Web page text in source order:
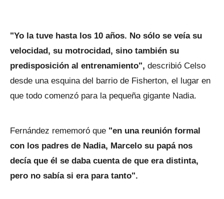
"Yo la tuve hasta los 10 años. No sólo se veía su
velocidad, su motrocidad, sino también su
predisposición al entrenamiento", describió Celso
desde una esquina del barrio de Fisherton, el lugar en
que todo comenzó para la pequeña gigante Nadia.
Fernández rememoró que "en una reunión formal
con los padres de Nadia, Marcelo su papá nos
decía que él se daba cuenta de que era distinta,
pero no sabía si era para tanto".